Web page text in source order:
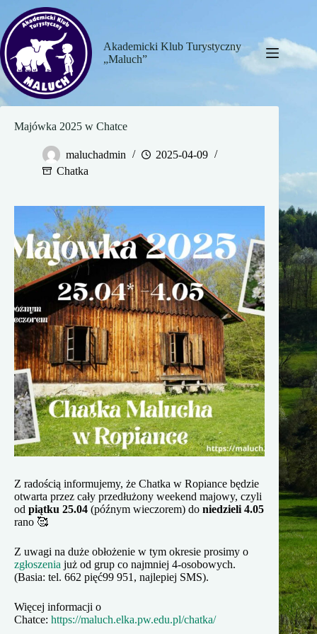
treści
Akademicki Klub Turystyczny
„Maluch”
Majówka 2025 w Chatce
maluchadmin
2025-04-09
Chatka
Z radością informujemy, że Chatka w Ropiance będzie
otwarta przez cały przedłużony weekend majowy, czyli
od piątku 25.04 (późnym wieczorem) do niedzieli 4.05
rano 🥰
Z uwagi na duże obłożenie w tym okresie prosimy o
zgłoszenia już od grup co najmniej 4-osobowych.
(Basia: tel. 662 pięć99 951, najlepiej SMS).
Więcej informacji o
Chatce: https://maluch.elka.pw.edu.pl/chatka/